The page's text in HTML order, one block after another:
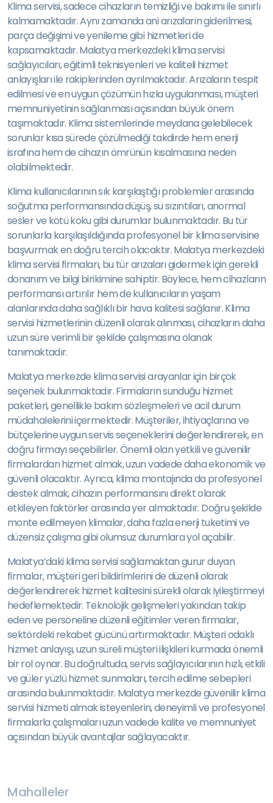
Klima servisi, sadece cihazların temizliği ve bakımı ile sınırlı
kalmamaktadır. Aynı zamanda ani arızaların giderilmesi,
parça değişimi ve yenileme gibi hizmetleri de
kapsamaktadır. Malatya merkezdeki klima servisi
sağlayıcıları, eğitimli teknisyenleri ve kaliteli hizmet
anlayışları ile rakiplerinden ayrılmaktadır. Arızaların tespit
edilmesi ve en uygun çözümün hızla uygulanması, müşteri
memnuniyetinin sağlanması açısından büyük önem
taşımaktadır. Klima sistemlerinde meydana gelebilecek
sorunlar kısa sürede çözülmediği takdirde hem enerji
israfına hem de cihazın ömrünün kısalmasına neden
olabilmektedir.
Klima kullanıcılarının sık karşılaştığı problemler arasında
soğutma performansında düşüş, su sızıntıları, anormal
sesler ve kötü koku gibi durumlar bulunmaktadır. Bu tür
sorunlarla karşılaşıldığında profesyonel bir klima servisine
başvurmak en doğru tercih olacaktır. Malatya merkezdeki
klima servisi firmaları, bu tür arızaları gidermek için gerekli
donanım ve bilgi birikimine sahiptir. Böylece, hem cihazların
performansı artırılır hem de kullanıcıların yaşam
alanlarında daha sağlıklı bir hava kalitesi sağlanır. Klima
servisi hizmetlerinin düzenli olarak alınması, cihazların daha
uzun süre verimli bir şekilde çalışmasına olanak
tanımaktadır.
Malatya merkezde klima servisi arayanlar için birçok
seçenek bulunmaktadır. Firmaların sunduğu hizmet
paketleri, genellikle bakım sözleşmeleri ve acil durum
müdahalelerini içermektedir. Müşteriler, ihtiyaçlarına ve
bütçelerine uygun servis seçeneklerini değerlendirerek, en
doğru firmayı seçebilirler. Önemli olan yetkili ve güvenilir
firmalardan hizmet almak, uzun vadede daha ekonomik ve
güvenli olacaktır. Ayrıca, klima montajında da profesyonel
destek almak, cihazın performansını direkt olarak
etkileyen faktörler arasında yer almaktadır. Doğru şekilde
monte edilmeyen klimalar, daha fazla enerji tuketimi ve
düzensiz çalışma gibi olumsuz durumlara yol açabilir.
Malatya’daki klima servisi sağlamaktan gurur duyan
firmalar, müşteri geri bildirimlerini de düzenli olarak
değerlendirerek hizmet kalitesini sürekli olarak iyileştirmeyi
hedeflemektedir. Teknolojik gelişmeleri yakından takip
eden ve personeline düzenli eğitimler veren firmalar,
sektördeki rekabet gücünü artırmaktadır. Müşteri odaklı
hizmet anlayışı, uzun süreli müşteri ilişkileri kurmada önemli
bir rol oynar. Bu doğrultuda, servis sağlayıcılarının hızlı, etkili
ve güler yüzlü hizmet sunmaları, tercih edilme sebepleri
arasında bulunmaktadır. Malatya merkezde güvenilir klima
servisi hizmeti almak isteyenlerin, deneyimli ve profesyonel
firmalarla çalışmaları uzun vadede kalite ve memnuniyet
açısından büyük avantajlar sağlayacaktır.
Mahalleler